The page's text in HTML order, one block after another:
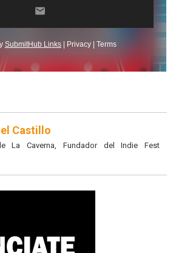
Castillo
La Caverna, Fundador del Indie Fest